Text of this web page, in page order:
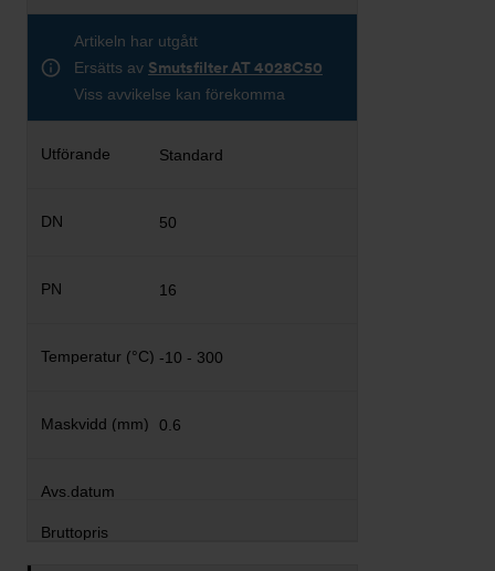
Artikeln har utgått
Ersätts av Smutsfilter AT 4028C50
Viss avvikelse kan förekomma
Standard
50
16
-10 - 300
0.6